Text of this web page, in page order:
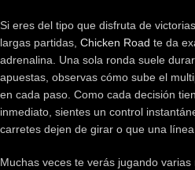
Si eres del tipo que disfruta de
largas partidas, Chicken Road te da
adrenalina. Una sola ronda suele
apuestas, observas cómo sube el
en cada paso. Como cada decisión
inmediato, sientes un control
carretes dejen de girar o que una
Muchas veces te verás jugando